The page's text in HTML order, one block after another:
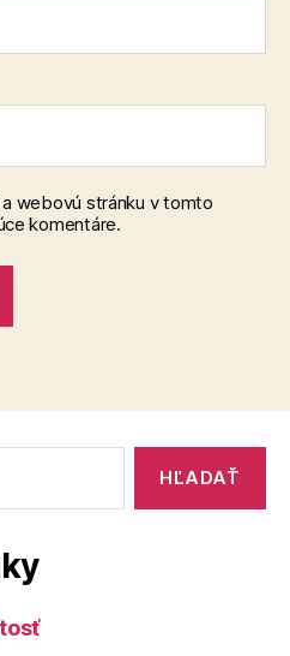
webovú stránku v tomto
komentáre.